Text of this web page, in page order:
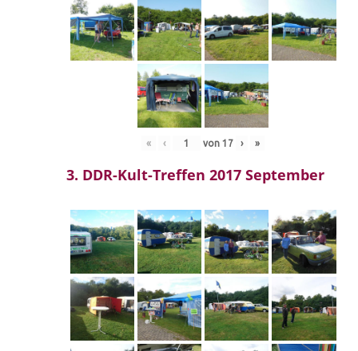
« ‹ von 17 › »
3. DDR-Kult-Treffen 2017 September